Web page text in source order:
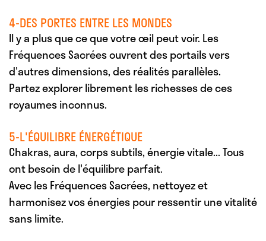
4-DES PORTES ENTRE LES MONDES
Il y a plus que ce que votre œil peut voir. Les
Fréquences Sacrées ouvrent des portails vers
d'autres dimensions, des réalités parallèles.
Partez explorer librement les richesses de ces
royaumes inconnus.
5-L'ÉQUILIBRE ÉNERGÉTIQUE
Chakras, aura, corps subtils, énergie vitale... Tous
ont besoin de l'équilibre parfait.
Avec les Fréquences Sacrées, nettoyez et
harmonisez vos énergies pour ressentir une vitalité
sans limite.